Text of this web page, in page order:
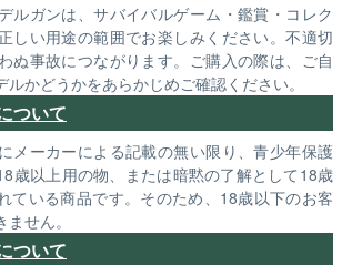
ルガンは、サバイバルゲーム・鑑賞・コレク
しい用途の範囲でお楽しみください。不適切
ぬ事故につながります。ご購入の際は、ご自
かどうかをあらかじめご確認ください。
ついて
メーカーによる記載の無い限り、青少年保護
歳以上用の物、または暗黙の了解として18歳
ている商品です。そのため、18歳以下のお客
せん。
ついて